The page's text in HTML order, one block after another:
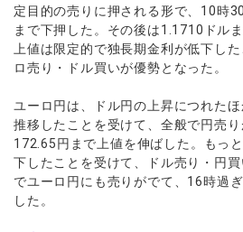
定目的の売りに押される形で、10時
まで下押した。その後は1.1710ドル
上値は限定的で独長期金利が低下し
ロ売り・ドル買いが優勢となった。
ユーロ円は、ドル円の上昇につれた
推移したことを受けて、全般で円売
172.65円まで上値を伸ばした。もっ
下したことを受けて、ドル売り・円
でユーロ円にも売りがでて、16時過
した。